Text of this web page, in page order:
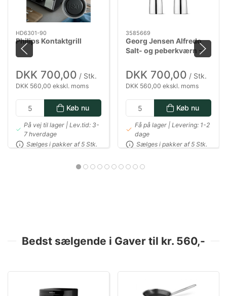
HD6301-90
Philips Kontaktgrill
DKK 700,00 / Stk.
DKK 560,00 ekskl. moms
Køb nu
På vej til lager | Lev.tid: 3-
7 hverdage
Sælges i pakker af 5 Stk.
3585669
Georg Jensen Alfredo
Salt- og peberkværn -
DKK 700,00 / Stk.
DKK 560,00 ekskl. moms
Køb nu
Få på lager | Levering: 1-2
dage
Sælges i pakker af 5 Stk.
Bedst sælgende i Gaver til kr. 560,-